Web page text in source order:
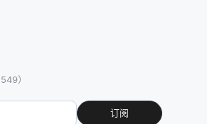
）
订阅